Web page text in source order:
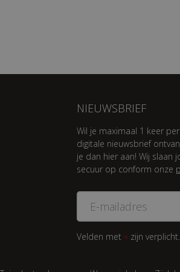
NIEUWSBRIEF
Wil je maximaal 1 keer
digitale nieuwsbrief
je dan hier aan! Wij slaan
secuur op conform onze
Velden met * zijn verplicht.